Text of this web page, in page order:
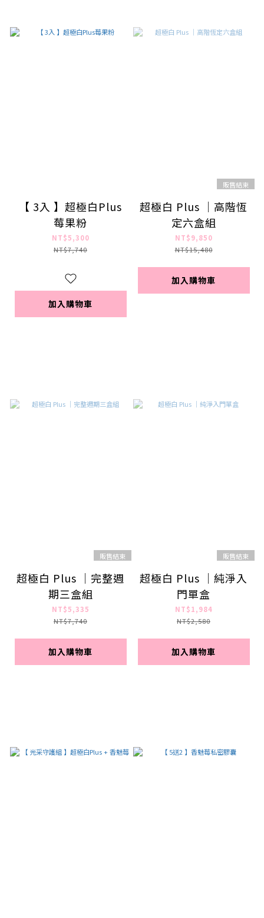
【 3入 】超極白Plus
莓果粉
NT$5,300
NT$7,740
加入購物車
販售結束
超極白 Plus ｜高階恆
定六盒組
NT$9,850
NT$15,480
加入購物車
販售結束
超極白 Plus ｜完整週
期三盒組
NT$5,335
NT$7,740
加入購物車
販售結束
超極白 Plus ｜純淨入
門單盒
NT$1,984
NT$2,580
加入購物車